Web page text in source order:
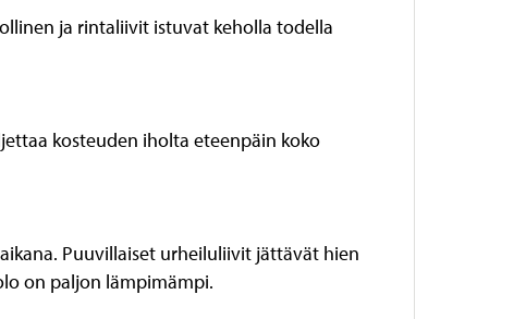
ja rintaliivit istuvat keholla todella
kosteuden iholta eteenpäin koko
Puuvillaiset urheiluliivit jättävät hien
on paljon lämpimämpi.